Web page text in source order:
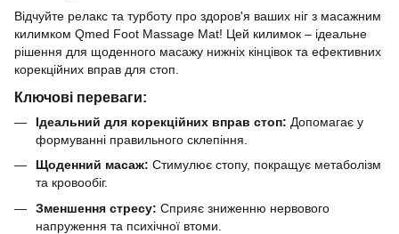
Відчуйте релакс та турботу про здоров'я ваших ніг з масажним
килимком Qmed Foot Massage Mat! Цей килимок – ідеальне
рішення для щоденного масажу нижніх кінцівок та ефективних
корекційних вправ для стоп.
Ключові переваги:
Ідеальний для корекційних вправ стоп: Допомагає у
формуванні правильного склепіння.
Щоденний масаж: Стимулює стопу, покращує метаболізм
та кровообіг.
Зменшення стресу: Сприяє зниженню нервового
напруження та психічної втоми.